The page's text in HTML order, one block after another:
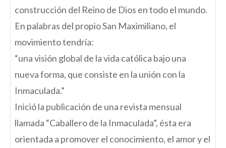
construcción del Reino de Dios en todo el mundo.
En palabras del propio San Maximiliano, el
movimiento tendría:
“una visión global de la vida católica bajo una
nueva forma, que consiste en la unión con la
Inmaculada.”
Inició la publicación de una revista mensual
llamada “Caballero de la Inmaculada”, ésta era
orientada a promover el conocimiento, el amor y el